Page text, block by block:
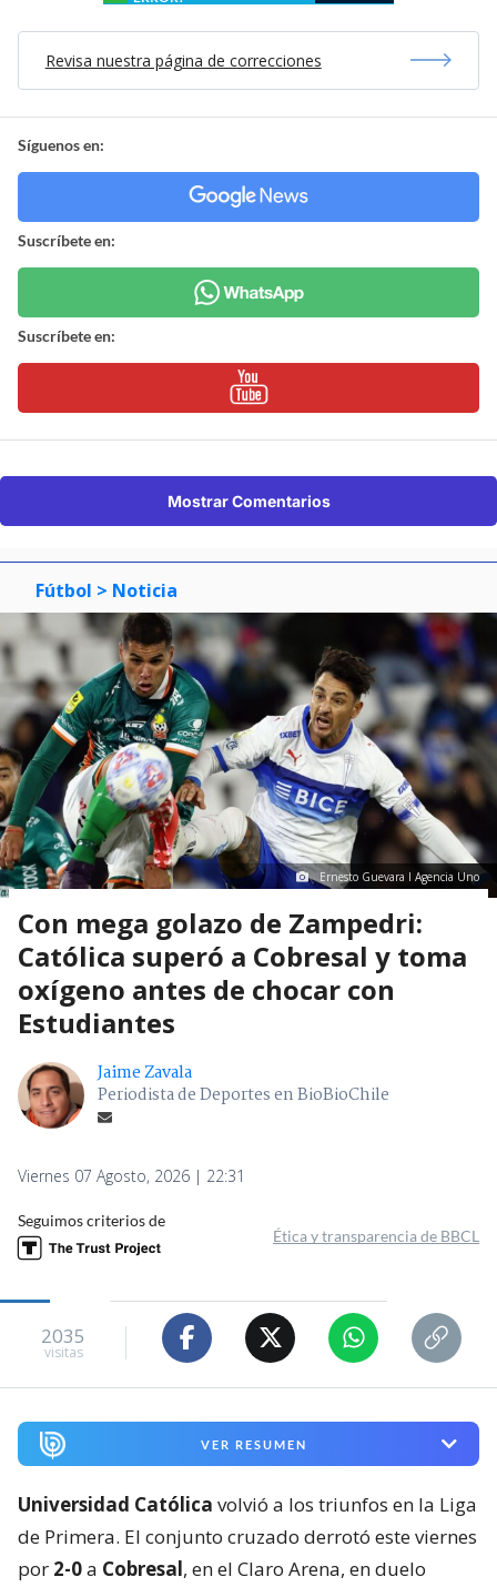
Revisa nuestra página de correcciones
Síguenos en:
Suscríbete en:
Suscríbete en:
Mostrar Comentarios
Fútbol > Noticia
Ernesto Guevara I Agencia Uno
Con mega golazo de Zampedri:
Católica superó a Cobresal y toma
oxígeno antes de chocar con
Estudiantes
Jaime Zavala
Periodista de Deportes en BioBioChile
Viernes 07 Agosto, 2026 | 22:31
Seguimos criterios de
Ética y transparencia de BBCL
2035
visitas
VER RESUMEN
Universidad Católica volvió a los triunfos en la Liga
de Primera. El conjunto cruzado derrotó este viernes
por 2-0a Cobresal, en el Claro Arena, en duelo